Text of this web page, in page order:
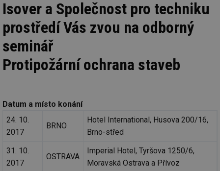
Isover a Společnost pro techniku
prostředí Vás zvou na odborný
seminář
Protipožární ochrana staveb
Datum a místo konání
24. 10.
2017
BRNO
Hotel International, Husova 200/16,
Brno-střed
31. 10.
2017
OSTRAVA
Imperial Hotel, Tyršova 1250/6,
Moravská Ostrava a Přívoz